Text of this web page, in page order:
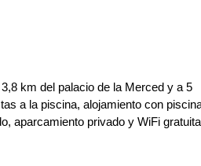
km del palacio de la Merced y a 5
a la piscina, alojamiento con
aparcamiento privado y WiFi